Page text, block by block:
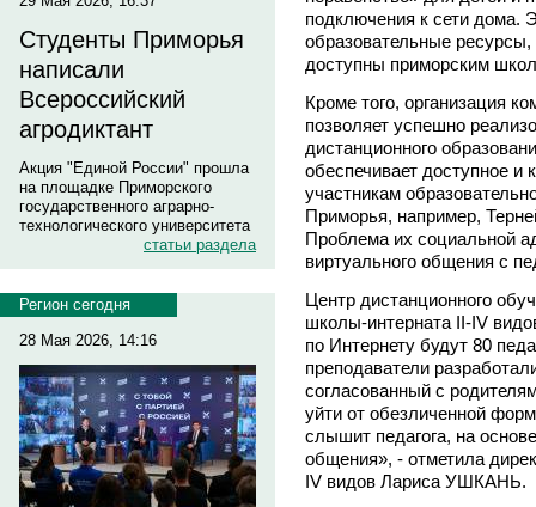
Студенты Приморья
написали
Всероссийский
агродиктант
Акция "Единой России" прошла
на площадке Приморского
государственного аграрно-
технологического университета
статьи раздела
Регион сегодня
28 Мая 2026, 14:16
подключения к сети дома.
образовательные ресурсы,
доступны приморским
Кроме того, организация
позволяет успешно
дистанционного
обеспечивает доступное и
участникам
Приморья, например,
Проблема их социальной
виртуального общения с
Центр дистанционного
школы-интерната II-IV
по Интернету будут 80
преподаватели
согласованный с
уйти от обезличенной
слышит педагога, на
общения», - отметила
IV видов Лариса УШКАНЬ.